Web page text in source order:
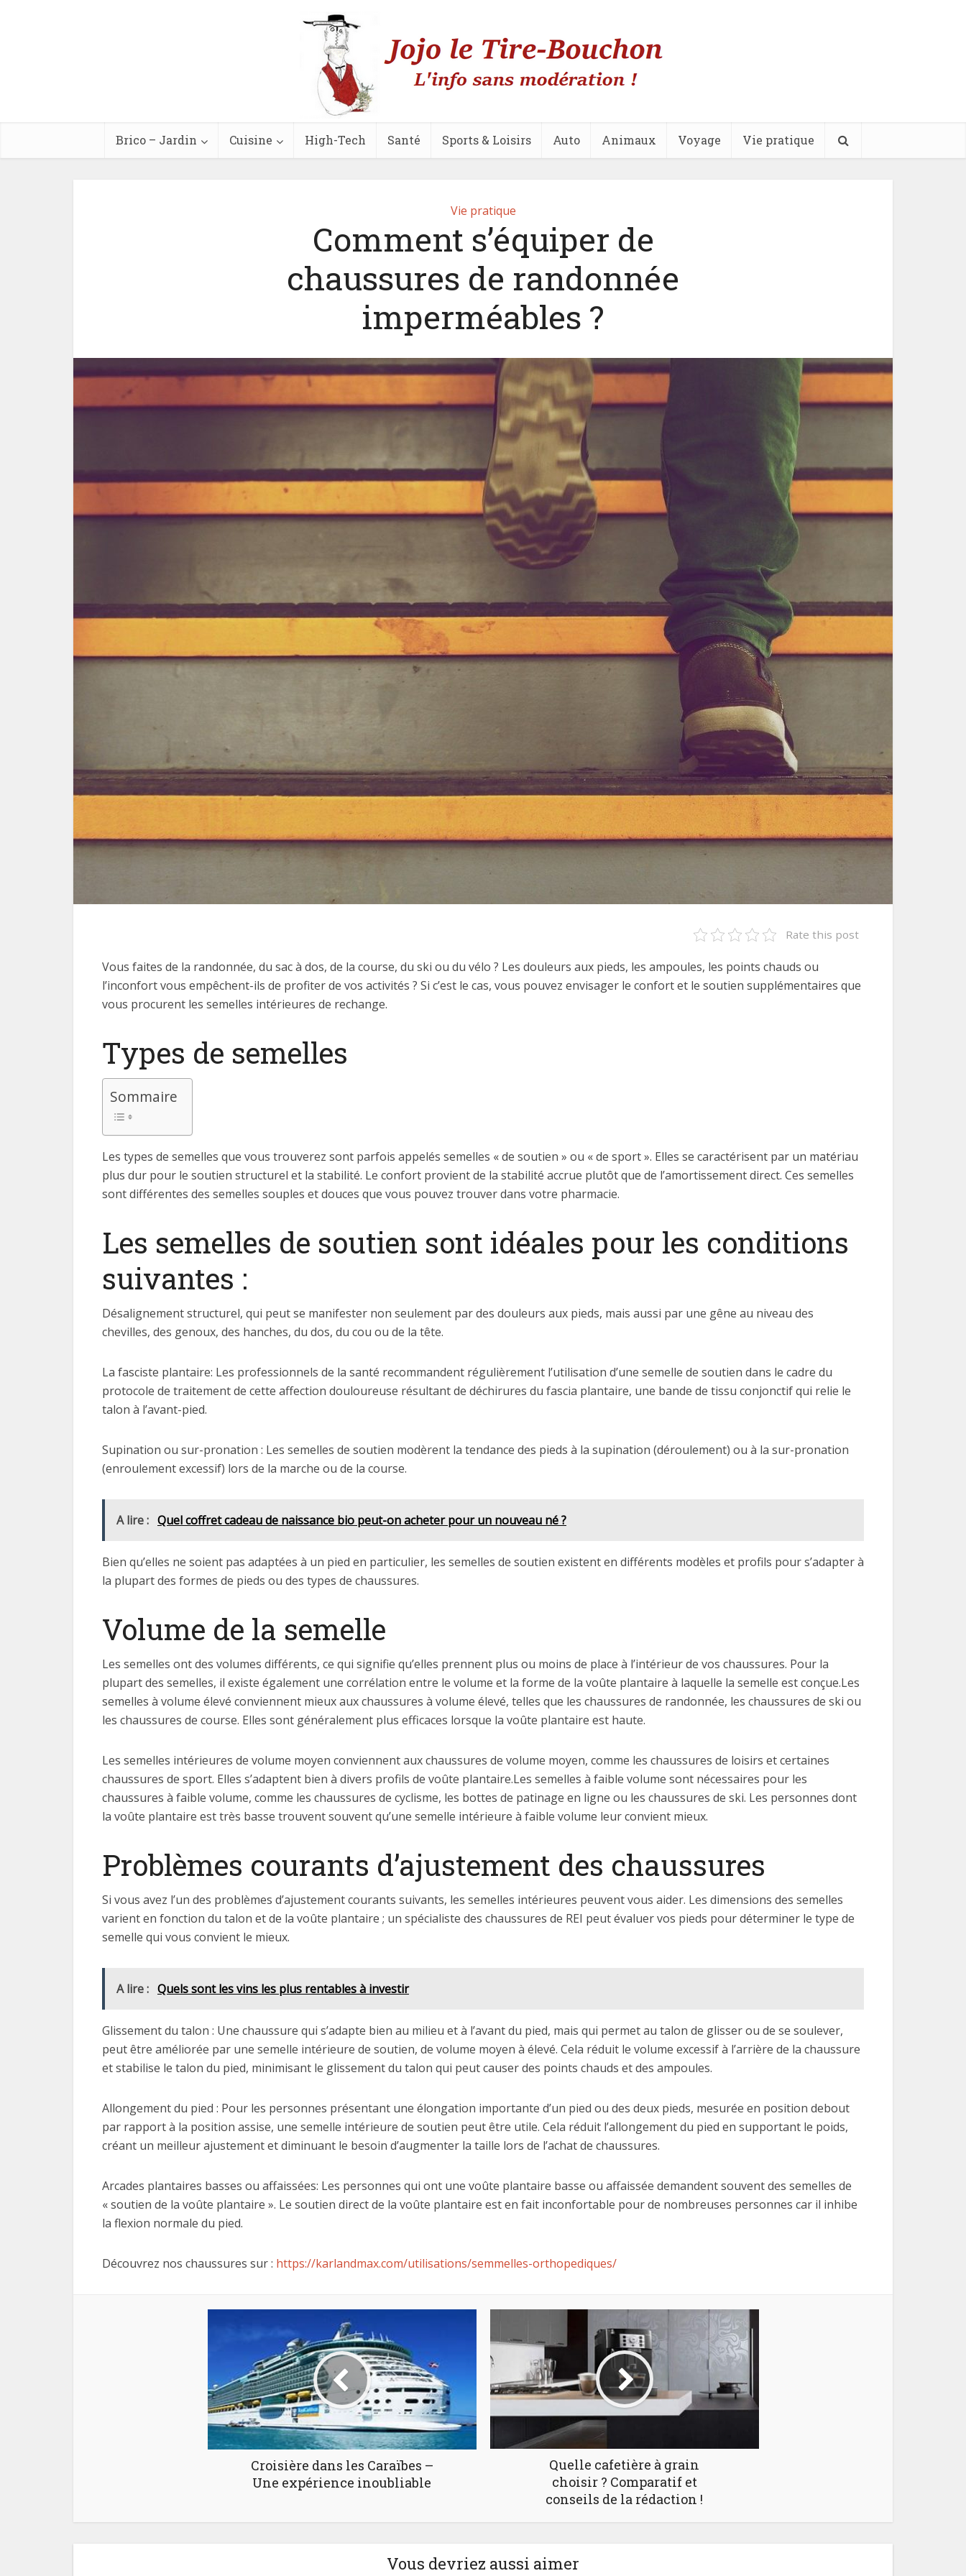
Brico – Jardin Cuisine High-Tech Santé Sports & Loisirs Auto Animaux Voyage Vie pratique
Vie pratique
Comment s’équiper de
chaussures de randonnée
imperméables ?
Rate this post
Vous faites de la randonnée, du sac à dos, de la course, du ski ou du vélo ? Les douleurs aux pieds, les ampoules, les points chauds ou
l’inconfort vous empêchent-ils de profiter de vos activités ? Si c’est le cas, vous pouvez envisager le confort et le soutien supplémentaires que
vous procurent les semelles intérieures de rechange.
Types de semelles
Sommaire
Les types de semelles que vous trouverez sont parfois appelés semelles « de soutien » ou « de sport ». Elles se caractérisent par un matériau
plus dur pour le soutien structurel et la stabilité. Le confort provient de la stabilité accrue plutôt que de l’amortissement direct. Ces semelles
sont différentes des semelles souples et douces que vous pouvez trouver dans votre pharmacie.
Les semelles de soutien sont idéales pour les conditions
suivantes :
Désalignement structurel, qui peut se manifester non seulement par des douleurs aux pieds, mais aussi par une gêne au niveau des
chevilles, des genoux, des hanches, du dos, du cou ou de la tête.
La fasciste plantaire: Les professionnels de la santé recommandent régulièrement l’utilisation d’une semelle de soutien dans le cadre du
protocole de traitement de cette affection douloureuse résultant de déchirures du fascia plantaire, une bande de tissu conjonctif qui relie le
talon à l’avant-pied.
Supination ou sur-pronation : Les semelles de soutien modèrent la tendance des pieds à la supination (déroulement) ou à la sur-pronation
(enroulement excessif) lors de la marche ou de la course.
A lire : Quel coffret cadeau de naissance bio peut-on acheter pour un nouveau né ?
Bien qu’elles ne soient pas adaptées à un pied en particulier, les semelles de soutien existent en différents modèles et profils pour s’adapter à
la plupart des formes de pieds ou des types de chaussures.
Volume de la semelle
Les semelles ont des volumes différents, ce qui signifie qu’elles prennent plus ou moins de place à l’intérieur de vos chaussures. Pour la
plupart des semelles, il existe également une corrélation entre le volume et la forme de la voûte plantaire à laquelle la semelle est conçue.Les
semelles à volume élevé conviennent mieux aux chaussures à volume élevé, telles que les chaussures de randonnée, les chaussures de ski ou
les chaussures de course. Elles sont généralement plus efficaces lorsque la voûte plantaire est haute.
Les semelles intérieures de volume moyen conviennent aux chaussures de volume moyen, comme les chaussures de loisirs et certaines
chaussures de sport. Elles s’adaptent bien à divers profils de voûte plantaire.Les semelles à faible volume sont nécessaires pour les
chaussures à faible volume, comme les chaussures de cyclisme, les bottes de patinage en ligne ou les chaussures de ski. Les personnes dont
la voûte plantaire est très basse trouvent souvent qu’une semelle intérieure à faible volume leur convient mieux.
Problèmes courants d’ajustement des chaussures
Si vous avez l’un des problèmes d’ajustement courants suivants, les semelles intérieures peuvent vous aider. Les dimensions des semelles
varient en fonction du talon et de la voûte plantaire ; un spécialiste des chaussures de REI peut évaluer vos pieds pour déterminer le type de
semelle qui vous convient le mieux.
A lire : Quels sont les vins les plus rentables à investir
Glissement du talon : Une chaussure qui s’adapte bien au milieu et à l’avant du pied, mais qui permet au talon de glisser ou de se soulever,
peut être améliorée par une semelle intérieure de soutien, de volume moyen à élevé. Cela réduit le volume excessif à l’arrière de la chaussure
et stabilise le talon du pied, minimisant le glissement du talon qui peut causer des points chauds et des ampoules.
Allongement du pied : Pour les personnes présentant une élongation importante d’un pied ou des deux pieds, mesurée en position debout
par rapport à la position assise, une semelle intérieure de soutien peut être utile. Cela réduit l’allongement du pied en supportant le poids,
créant un meilleur ajustement et diminuant le besoin d’augmenter la taille lors de l’achat de chaussures.
Arcades plantaires basses ou affaissées: Les personnes qui ont une voûte plantaire basse ou affaissée demandent souvent des semelles de
« soutien de la voûte plantaire ». Le soutien direct de la voûte plantaire est en fait inconfortable pour de nombreuses personnes car il inhibe
la flexion normale du pied.
Découvrez nos chaussures sur : https://karlandmax.com/utilisations/semmelles-orthopediques/
Croisière dans les Caraïbes –
Une expérience inoubliable
Quelle cafetière à grain
choisir ? Comparatif et
conseils de la rédaction !
Vous devriez aussi aimer